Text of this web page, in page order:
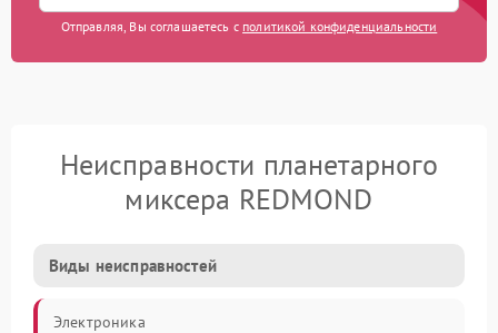
Отправляя, Вы соглашаетесь с политикой конфиденциальности
Неисправности планетарного
миксера REDMOND
Виды неисправностей
Электроника